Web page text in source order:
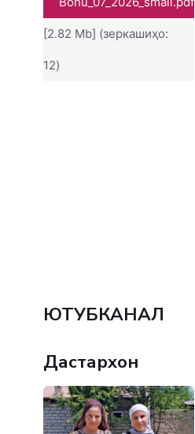
[2.82 Mb] (зеркашиҳо:
12)
ЮТУБКАНАЛ
Дастархон